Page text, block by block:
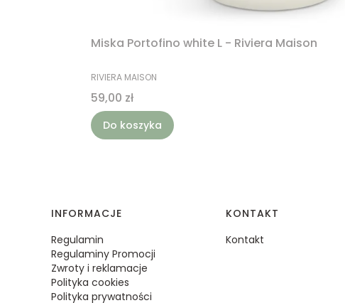
Miska Portofino white L - Riviera Maison
PRODUCENT
RIVIERA MAISON
Cena
59,00 zł
Do koszyka
Linki w stopce
INFORMACJE
Regulamin
Regulaminy Promocji
Zwroty i reklamacje
Polityka cookies
Polityka prywatności
KONTAKT
Kontakt